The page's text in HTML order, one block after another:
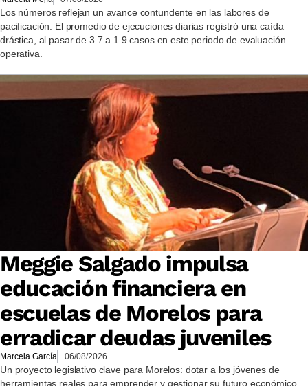
Los números reflejan un avance contundente en las labores de
pacificación. El promedio de ejecuciones diarias registró una caída
drástica, al pasar de 3.7 a 1.9 casos en este periodo de evaluación
operativa.
Meggie Salgado impulsa
educación financiera en
escuelas de Morelos para
erradicar deudas juveniles
Marcela García 06/08/2026
Un proyecto legislativo clave para Morelos: dotar a los jóvenes de
herramientas reales para emprender y gestionar su futuro económico